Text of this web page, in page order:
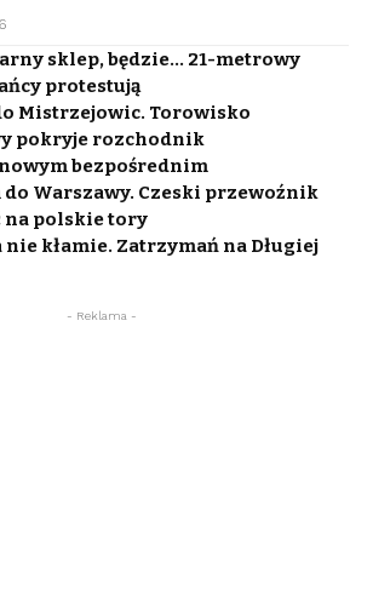
sklep, będzie… 21-metrowy
protestują
Mistrzejowic. Torowisko
pokryje rozchodnik
bezpośrednim
do Warszawy. Czeski przewoźnik
na polskie tory
nie kłamie. Zatrzymań na Długiej
- Reklama -